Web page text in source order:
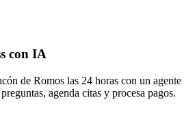
con IA
de Romos las 24 horas con un agente
agenda citas y procesa pagos.